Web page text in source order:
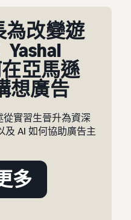
改變遊
馬遜
廣告
生晉升為資深
如何協助廣告主